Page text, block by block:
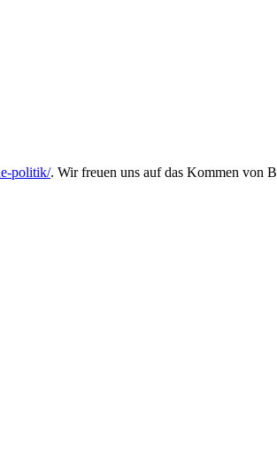
politik/. Wir freuen uns auf das Kommen von